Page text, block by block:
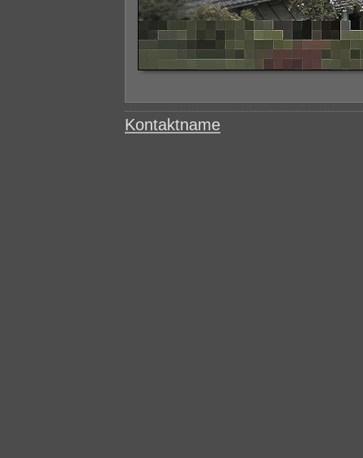
Kontaktname